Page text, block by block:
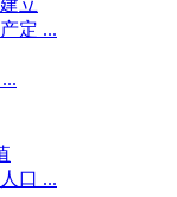
立
定 ...
口 ...